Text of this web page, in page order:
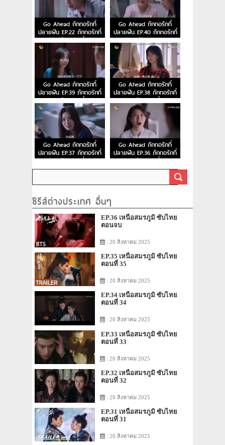
Go Ahead ถักทอรักที่
ปลายฝัน EP.22 ถักทอรักที่
ปลายฝัน ตอนที่ 22
Go Ahead ถักทอรักที่
ปลายฝัน EP.40 ถักทอรักที่
ปลายฝัน ตอนจบ
Go Ahead ถักทอรักที่
ปลายฝัน EP.39 ถักทอรักที่
ปลายฝัน ตอนที่ 39
Go Ahead ถักทอรักที่
ปลายฝัน EP.38 ถักทอรักที่
ปลายฝัน ตอนที่ 38
Go Ahead ถักทอรักที่
ปลายฝัน EP.37 ถักทอรักที่
ปลายฝัน ตอนที่ 37
Go Ahead ถักทอรักที่
ปลายฝัน EP.36 ถักทอรักที่
ปลายฝัน ตอนที่ 36
ซีรีส์ต่างประเทศ อื่นๆ
EP.36 เหนือสมรภูมิ ซับไทย
ตอนจบ
: 20 สิงหาคม 2025
EP.35 เหนือสมรภูมิ ซับไทย
ตอนที่ 35
: 20 สิงหาคม 2025
EP.34 เหนือสมรภูมิ ซับไทย
ตอนที่ 34
: 20 สิงหาคม 2025
EP.33 เหนือสมรภูมิ ซับไทย
ตอนที่ 33
: 20 สิงหาคม 2025
EP.32 เหนือสมรภูมิ ซับไทย
ตอนที่ 32
: 20 สิงหาคม 2025
EP.31 เหนือสมรภูมิ ซับไทย
ตอนที่ 31
: 20 สิงหาคม 2025